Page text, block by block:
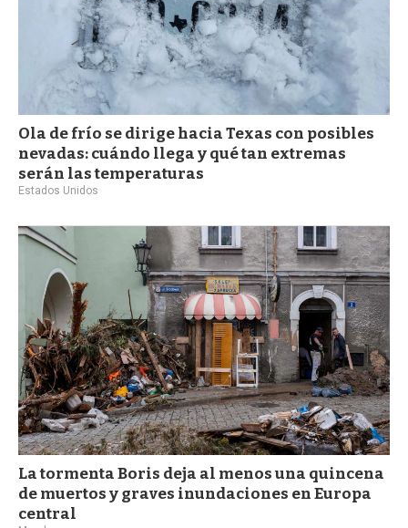
Ola de frío se dirige hacia Texas con posibles
nevadas: cuándo llega y qué tan extremas
serán las temperaturas
Estados Unidos
La tormenta Boris deja al menos una quincena
de muertos y graves inundaciones en Europa
central